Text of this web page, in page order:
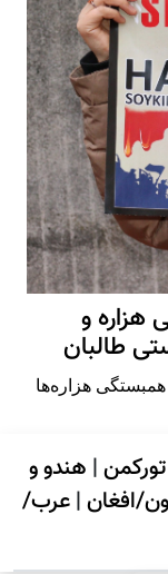
هزاره و
طالبان
هزاره‌ها
تورکمن| هندو و
افغان|عرب/